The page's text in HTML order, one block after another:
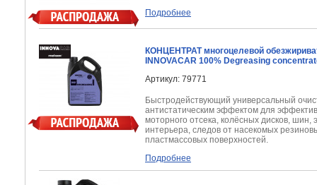
Подробнее
КОНЦЕНТРАТ многоцелевой
INNOVACAR 100% Degreasing
Артикул: 79771
Быстродействующий универсальный
антистатическим эффектом для
моторного отсека, колёсных дисков, шин,
интерьера, следов от насекомых
пластмассовых поверхностей.
Подробнее